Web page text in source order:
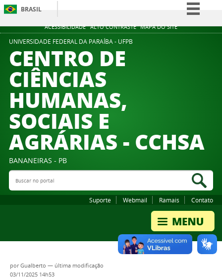
ACESSIBILIDADE ALTO CONTRASTE MAPA DO SITE
BRASIL
Simplifique!
UNIVERSIDADE FEDERAL DA PARAÍBA - UFPB
CENTRO DE
CIÊNCIAS
HUMANAS,
SOCIAIS E
AGRÁRIAS - CCHSA
BANANEIRAS - PB
Buscar no portal
Suporte Webmail Ramais Contato
porGualberto — última modificação
03/11/2025 14h53